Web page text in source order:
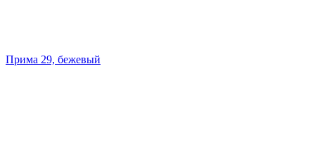
Прима 29, бежевый